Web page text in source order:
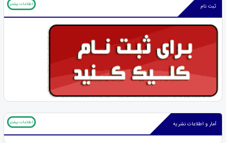
ثبت نام اطلاعات بیشتر
آمار و اطلاعات نشریه اطلاعات بیشتر